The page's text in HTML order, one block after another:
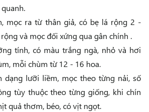
mọc ra từ thân giả, có bẹ lá rộng 2 -
và mọc đối xứng qua gân chính .
tính, có màu trắng ngà, nhỏ và hơi
mỗi chùm từ 12 - 16 hoa.
dạng lưỡi liềm, mọc theo từng nải, số
tùy thuộc theo từng giống, khi chín
quả thơm, béo, có vịt ngọt.